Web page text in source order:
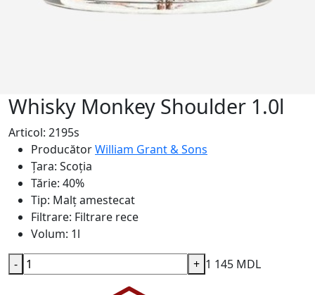
Whisky Monkey Shoulder 1.0l
Articol: 2195s
ProducătorWilliam Grant & Sons
Țara: Scoția
Tărie: 40%
Tip: Malț amestecat
Filtrare: Filtrare rece
Volum: 1l
1 145 MDL
- +